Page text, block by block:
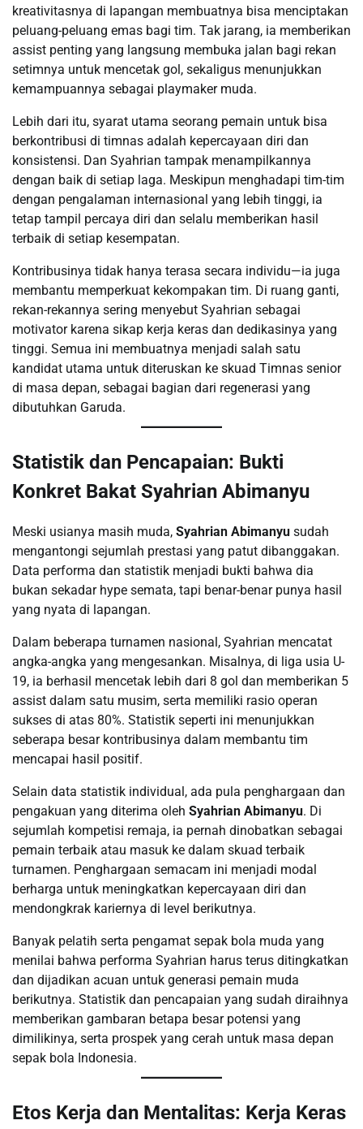
kreativitasnya di lapangan membuatnya bisa menciptakan
peluang-peluang emas bagi tim. Tak jarang, ia memberikan
assist penting yang langsung membuka jalan bagi rekan
setimnya untuk mencetak gol, sekaligus menunjukkan
kemampuannya sebagai playmaker muda.
Lebih dari itu, syarat utama seorang pemain untuk bisa
berkontribusi di timnas adalah kepercayaan diri dan
konsistensi. Dan Syahrian tampak menampilkannya
dengan baik di setiap laga. Meskipun menghadapi tim-tim
dengan pengalaman internasional yang lebih tinggi, ia
tetap tampil percaya diri dan selalu memberikan hasil
terbaik di setiap kesempatan.
Kontribusinya tidak hanya terasa secara individu—ia juga
membantu memperkuat kekompakan tim. Di ruang ganti,
rekan-rekannya sering menyebut Syahrian sebagai
motivator karena sikap kerja keras dan dedikasinya yang
tinggi. Semua ini membuatnya menjadi salah satu
kandidat utama untuk diteruskan ke skuad Timnas senior
di masa depan, sebagai bagian dari regenerasi yang
dibutuhkan Garuda.
Statistik dan Pencapaian: Bukti
Konkret Bakat Syahrian Abimanyu
Meski usianya masih muda, Syahrian Abimanyu sudah
mengantongi sejumlah prestasi yang patut dibanggakan.
Data performa dan statistik menjadi bukti bahwa dia
bukan sekadar hype semata, tapi benar-benar punya hasil
yang nyata di lapangan.
Dalam beberapa turnamen nasional, Syahrian mencatat
angka-angka yang mengesankan. Misalnya, di liga usia U-
19, ia berhasil mencetak lebih dari 8 gol dan memberikan 5
assist dalam satu musim, serta memiliki rasio operan
sukses di atas 80%. Statistik seperti ini menunjukkan
seberapa besar kontribusinya dalam membantu tim
mencapai hasil positif.
Selain data statistik individual, ada pula penghargaan dan
pengakuan yang diterima oleh Syahrian Abimanyu. Di
sejumlah kompetisi remaja, ia pernah dinobatkan sebagai
pemain terbaik atau masuk ke dalam skuad terbaik
turnamen. Penghargaan semacam ini menjadi modal
berharga untuk meningkatkan kepercayaan diri dan
mendongkrak kariernya di level berikutnya.
Banyak pelatih serta pengamat sepak bola muda yang
menilai bahwa performa Syahrian harus terus ditingkatkan
dan dijadikan acuan untuk generasi pemain muda
berikutnya. Statistik dan pencapaian yang sudah diraihnya
memberikan gambaran betapa besar potensi yang
dimilikinya, serta prospek yang cerah untuk masa depan
sepak bola Indonesia.
Etos Kerja dan Mentalitas: Kerja Keras